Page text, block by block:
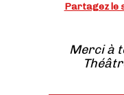
Partagez le
Merci à